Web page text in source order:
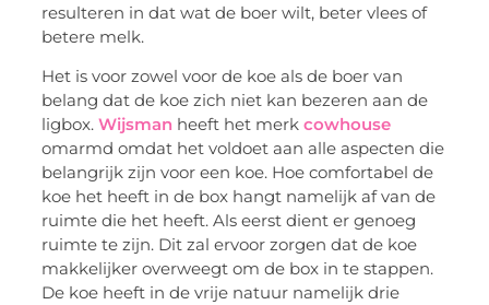
resulteren in dat wat de boer wilt, beter vlees of
betere melk.
Het is voor zowel voor de koe als de boer van
belang dat de koe zich niet kan bezeren aan de
ligbox.Wijsman heeft het merkcowhouse
omarmd omdat het voldoet aan alle aspecten die
belangrijk zijn voor een koe. Hoe comfortabel de
koe het heeft in de box hangt namelijk af van de
ruimte die het heeft. Als eerst dient er genoeg
ruimte te zijn. Dit zal ervoor zorgen dat de koe
makkelijker overweegt om de box in te stappen.
De koe heeft in de vrije natuur namelijk drie